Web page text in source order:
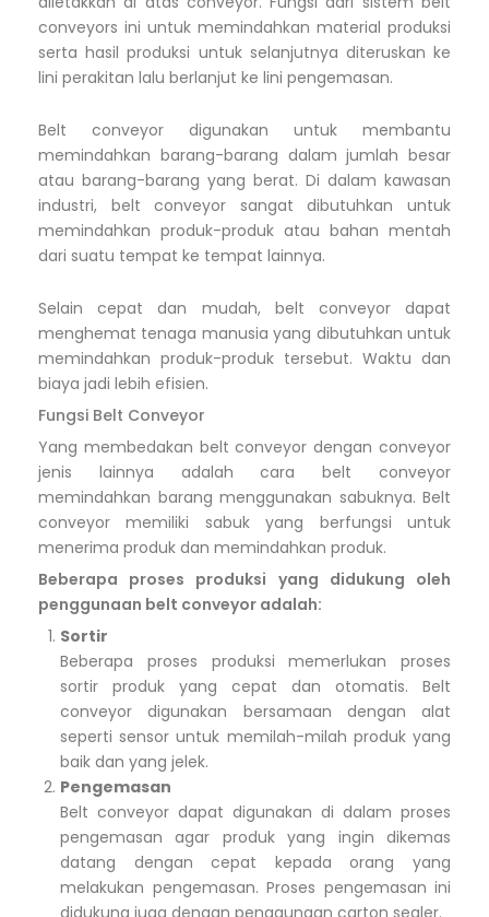
conveyors ini untuk memindahkan material produksi
serta hasil produksi untuk selanjutnya diteruskan ke
lini perakitan lalu berlanjut ke lini pengemasan.
Belt conveyor digunakan untuk membantu
memindahkan barang-barang dalam jumlah besar
atau barang-barang yang berat. Di dalam kawasan
industri, belt conveyor sangat dibutuhkan untuk
memindahkan produk-produk atau bahan mentah
dari suatu tempat ke tempat lainnya.
Selain cepat dan mudah, belt conveyor dapat
menghemat tenaga manusia yang dibutuhkan untuk
memindahkan produk-produk tersebut. Waktu dan
biaya jadi lebih efisien.
Fungsi Belt Conveyor
Yang membedakan belt conveyor dengan conveyor
jenis lainnya adalah cara belt conveyor
memindahkan barang menggunakan sabuknya. Belt
conveyor memiliki sabuk yang berfungsi untuk
menerima produk dan memindahkan produk.
Beberapa proses produksi yang didukung oleh
penggunaan belt conveyor adalah:
Sortir
Beberapa proses produksi memerlukan proses
sortir produk yang cepat dan otomatis. Belt
conveyor digunakan bersamaan dengan alat
seperti sensor untuk memilah-milah produk yang
baik dan yang jelek.
Pengemasan
Belt conveyor dapat digunakan di dalam proses
pengemasan agar produk yang ingin dikemas
datang dengan cepat kepada orang yang
melakukan pengemasan. Proses pengemasan ini